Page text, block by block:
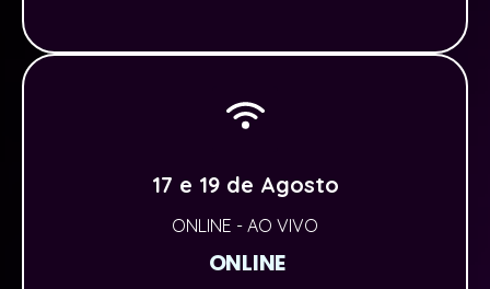
17 e 19 de Agosto
ONLINE - AO VIVO
ONLINE